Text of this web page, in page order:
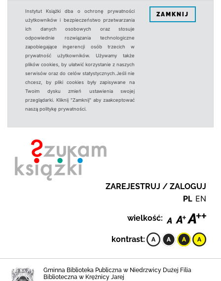
Instytut Książki dba o ochronę prywatności
użytkowników i bezpieczeństwo przetwarzania
ich danych osobowych oraz stosuje
odpowiednie rozwiązania technologiczne
zapobiegające ingerencji osób trzecich w
prywatność użytkowników. Używamy także
plików cookies, by ułatwić korzystanie z naszych
serwisów oraz do celów statystycznych.Jeśli nie
chcesz, by pliki cookies były zapisywane na
Twoim dysku zmień ustawienia swojej
przeglądarki. Kliknij "Zamknij" aby zaakceptować
naszą politykę prywatności.
ZAMKNIJ
ZAREJESTRUJ / ZALOGUJ
PL EN
wielkość:
kontrast:
Gminna Biblioteka Publiczna w Niedrzwicy Dużej Filia
Biblioteczna w Krężnicy Jarej